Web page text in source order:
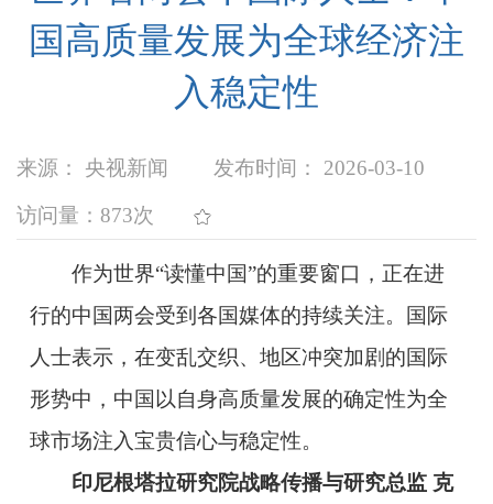
国高质量发展为全球经济注
入稳定性
来源： 央视新闻 发布时间： 2026-03-10
访问量： 873次
作为世界“读懂中国”的重要窗口，正在进
行的中国两会受到各国媒体的持续关注。国际
人士表示，在变乱交织、地区冲突加剧的国际
形势中，中国以自身高质量发展的确定性为全
球市场注入宝贵信心与稳定性。
印尼根塔拉研究院战略传播与研究总监 克